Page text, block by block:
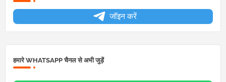
जॉइन करें
हमारे WHATSAPP चैनल से अभी जुड़ें